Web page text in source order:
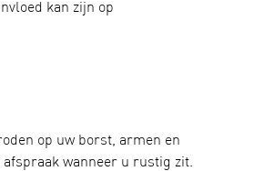
kan zijn op
op uw borst, armen en
wanneer u rustig zit.